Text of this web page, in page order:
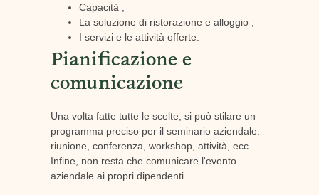
Capacità ;
La soluzione di ristorazione e alloggio ;
I servizi e le attività offerte.
Pianificazione e
comunicazione
Una volta fatte tutte le scelte, si può stilare un
programma preciso per il seminario aziendale:
riunione, conferenza, workshop, attività, ecc...
Infine, non resta che comunicare l'evento
aziendale ai propri dipendenti.